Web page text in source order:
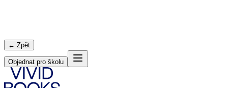
← Zpět
Objednat pro školu